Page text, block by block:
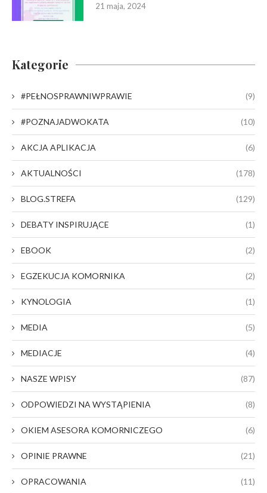
21 maja, 2024
Kategorie
#PEŁNOSPRAWNIWPRAWIE (9)
#POZNAJADWOKATA (10)
AKCJA APLIKACJA (6)
AKTUALNOŚCI (178)
BLOG.STREFA (129)
DEBATY INSPIRUJĄCE (1)
EBOOK (2)
EGZEKUCJA KOMORNIKA (2)
KYNOLOGIA (1)
MEDIA (5)
MEDIACJE (4)
NASZE WPISY (87)
ODPOWIEDZI NA WYSTĄPIENIA (8)
OKIEM ASESORA KOMORNICZEGO (6)
OPINIE PRAWNE (21)
OPRACOWANIA (11)